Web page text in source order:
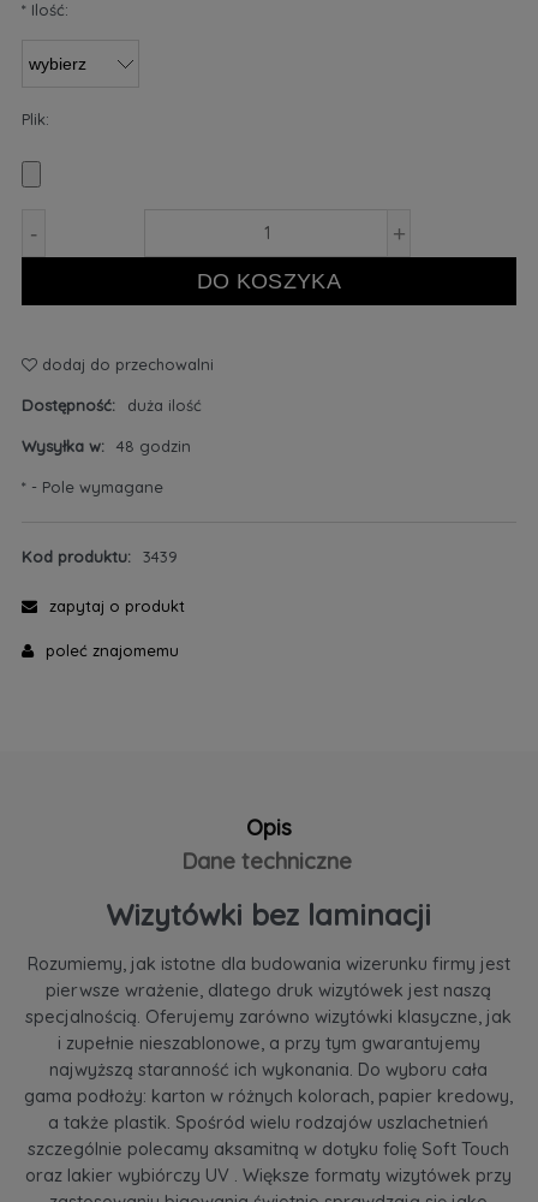
* Ilość:
Plik:
- +
DO KOSZYKA
dodaj do przechowalni
Dostępność: duża ilość
Wysyłka w: 48 godzin
* - Pole wymagane
Kod produktu: 3439
zapytaj o produkt
poleć znajomemu
Opis
Dane techniczne
Wizytówki bez laminacji
Rozumiemy, jak istotne dla budowania wizerunku firmy jest
pierwsze wrażenie, dlatego druk wizytówek jest naszą
specjalnością. Oferujemy zarówno wizytówki klasyczne, jak
i zupełnie nieszablonowe, a przy tym gwarantujemy
najwyższą staranność ich wykonania. Do wyboru cała
gama podłoży: karton w różnych kolorach, papier kredowy,
a także plastik. Spośród wielu rodzajów uszlachetnień
szczególnie polecamy aksamitną w dotyku folię Soft Touch
oraz lakier wybiórczy UV . Większe formaty wizytówek przy